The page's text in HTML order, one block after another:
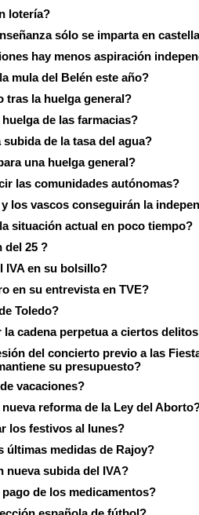
lotería?
sólo se imparta en
hay menos aspiración
mula del Belén este año?
tras la huelga general?
de las farmacias?
de la tasa del agua?
una huelga general?
las comunidades autónomas?
los vascos conseguirán la
situación actual en poco tiempo?
del 25 ?
IVA en su bolsillo?
en su entrevista en TVE?
Toledo?
cadena perpetua a ciertos
del concierto previo a las
su presupuesto?
vacaciones?
reforma de la Ley del
los festivos al lunes?
últimas medidas de Rajoy?
nueva subida del IVA?
de los medicamentos?